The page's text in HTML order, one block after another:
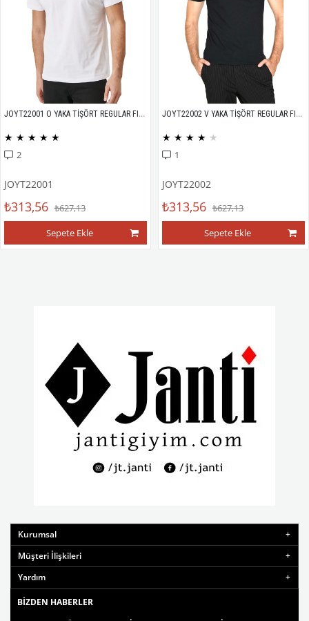
JOYT22001 O YAKA TİŞÖRT REGULAR FIT %100 PAMUK COMPACK PENYE
★ ★ ★ ★ ★
2
JOYT22001
₺313,56 ₺627,13
Sepete Ekle
JOYT22002 V YAKA TİŞÖRT REGULAR FIT %100 PAMUK COMPACK PENYE
★ ★ ★ ★ ★
1
JOYT22002
₺313,56 ₺627,13
Sepete Ekle
Kurumsal
Müşteri İlişkileri
Yardım
BIZDEN HABERLER